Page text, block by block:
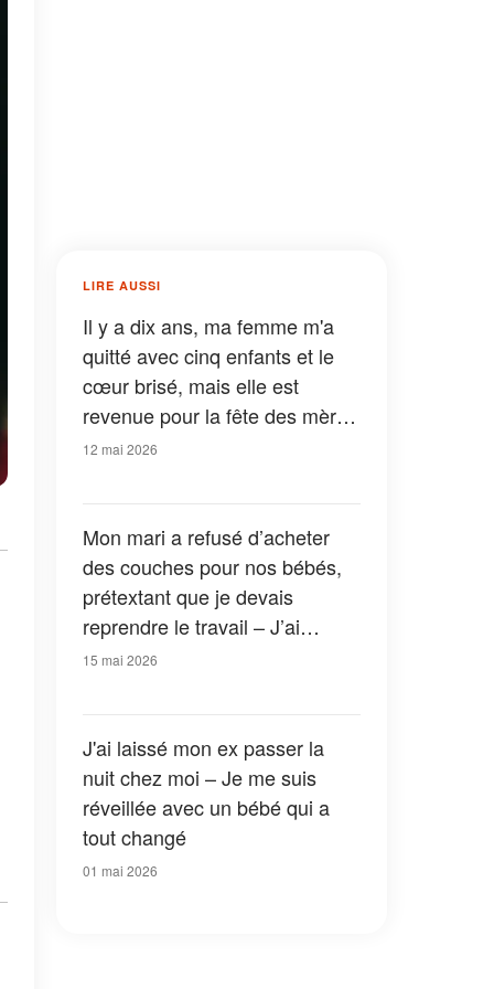
LIRE AUSSI
Il y a dix ans, ma femme m'a
quitté avec cinq enfants et le
cœur brisé, mais elle est
revenue pour la fête des mères
- Ce que ma fille aînée a fait a
12 mai 2026
Mon mari a refusé d’acheter
des couches pour nos bébés,
prétextant que je devais
reprendre le travail – J’ai
accepté, mais à une condition
15 mai 2026
J'ai laissé mon ex passer la
nuit chez moi – Je me suis
réveillée avec un bébé qui a
tout changé
01 mai 2026